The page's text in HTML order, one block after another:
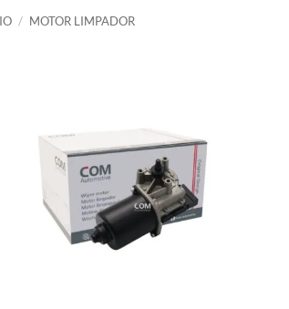
/ MOTOR LIMPADOR